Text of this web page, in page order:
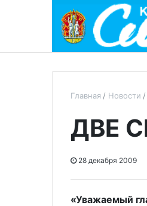
Главная Новости
ДВЕ
28 декабря 2009
«Уважаемый